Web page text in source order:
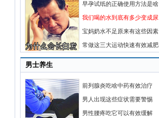
早孕试纸的正确使用方法是啥
我们喝的水到底有多少变成尿
宝妈奶水不足原来有这些因素
常做这三大运动快速有效减肥
男士养生
前列腺炎吃啥中药有效治疗
男人出现这些症状需要警惕
男性腰疼吃它可以有效缓解